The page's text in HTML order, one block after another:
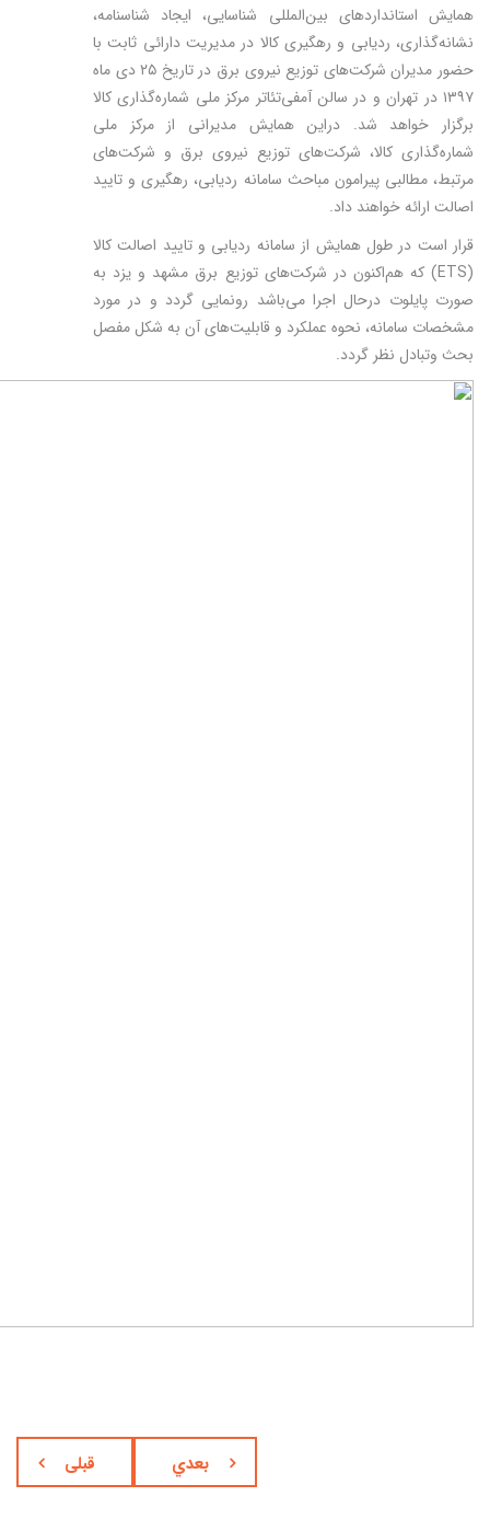
همایش استاندارد‌‌های بین‌المللی شناسایی، ایجاد شناسنامه،
نشانه‌گذاری، ردیابی و رهگیری کالا در مدیریت دارائی‌ ثابت با
حضور مدیران شرکت‌های توزیع نیروی برق در تاریخ ۲۵ دی ماه
۱۳۹۷ در تهران و در سالن آمفی‌تئاتر مرکز ملی شماره‌گذاری کالا
برگزار خواهد‌ شد. دراین همایش مدیرانی از مرکز ملی
شماره‌گذاری کالا، شرکت‌های توزیع نیروی برق و شرکت‌های
مرتبط، مطالبی پیرامون مباحث سامانه ردیابی، رهگیری و تایید
اصالت ارائه خواهند داد.
قرار است در طول همایش از سامانه ردیابی و تایید اصالت کالا
(ETS) که هم‌اکنون در شرکت‌های توزیع برق مشهد و یزد به
صورت پایلوت درحال اجرا می‌باشد رونمایی گردد و در مورد
مشخصات سامانه، نحوه عملکرد و قابلیت‌های آن به شکل مفصل
بحث وتبادل نظر گردد.
قبلی بعدي